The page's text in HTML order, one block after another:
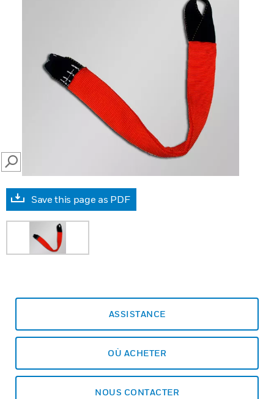
SEARCH
Save this page as PDF
ASSISTANCE
OÙ ACHETER
NOUS CONTACTER